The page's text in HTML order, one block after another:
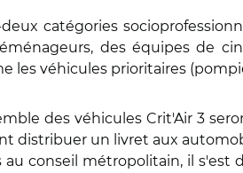
catégories
des équipes de
les véhicules prioritaires
des véhicules Crit'Air 3
distribuer un livret aux
au conseil métropolitain, il